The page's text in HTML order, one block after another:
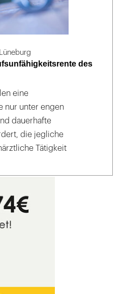
des
eine
nur unter engen
dauerhafte
die jegliche
Tätigkeit